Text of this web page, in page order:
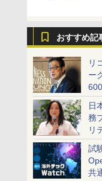
おすすめ記
リ
ー
か
日
務
リ
が
試
共